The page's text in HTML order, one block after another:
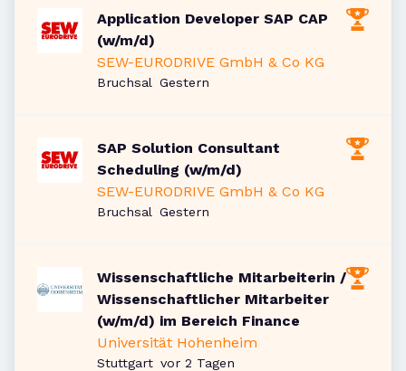
Application Developer SAP CAP
(w/m/d)
SEW-EURODRIVE GmbH & Co KG
Bruchsal Veröffentlicht
Gestern
SAP Solution Consultant
Scheduling (w/m/d)
SEW-EURODRIVE GmbH & Co KG
Bruchsal Veröffentlicht
Gestern
Wissenschaftliche Mitarbeiterin /
Wissenschaftlicher Mitarbeiter
(w/m/d) im Bereich Finance
Universität Hohenheim
Stuttgart Veröffentlicht
vor 2 Tagen